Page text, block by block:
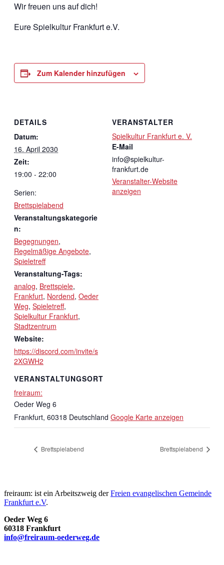
Wir freuen uns auf dich!
Eure Spielkultur Frankfurt e.V.
Zum Kalender hinzufügen
DETAILS
Datum:
16. April 2030
Zeit:
19:00 - 22:00
Serien:
Brettspielabend
Veranstaltungskategorie
n:
Begegnungen,
Regelmäßige Angebote,
Spieletreff
Veranstaltung-Tags:
analog, Brettspiele,
Frankfurt, Nordend, Oeder
Weg, Spieletreff,
Spielkultur Frankfurt,
Stadtzentrum
Website:
https://discord.com/invite/s
2XGWH2
VERANSTALTUNGSORT
freiraum:
Oeder Weg 6
Frankfurt, 60318 Deutschland Google Karte anzeigen
VERANSTALTER
Spielkultur Frankfurt e. V.
E-Mail
info@spielkultur-
frankfurt.de
Veranstalter-Website
anzeigen
Brettspielabend Brettspielabend
freiraum: ist ein Arbeitszweig derFreien evangelischen Gemeinde
Frankfurt e.V.
Oeder Weg 6
60318 Frankfurt
info@freiraum-oederweg.de